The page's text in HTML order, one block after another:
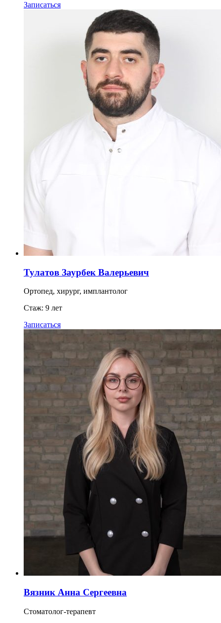
Записаться
Тулатов Заурбек Валерьевич
Ортопед, хирург, имплантолог
Стаж: 9 лет
Записаться
Вязник Анна Сергеевна
Стоматолог-терапевт